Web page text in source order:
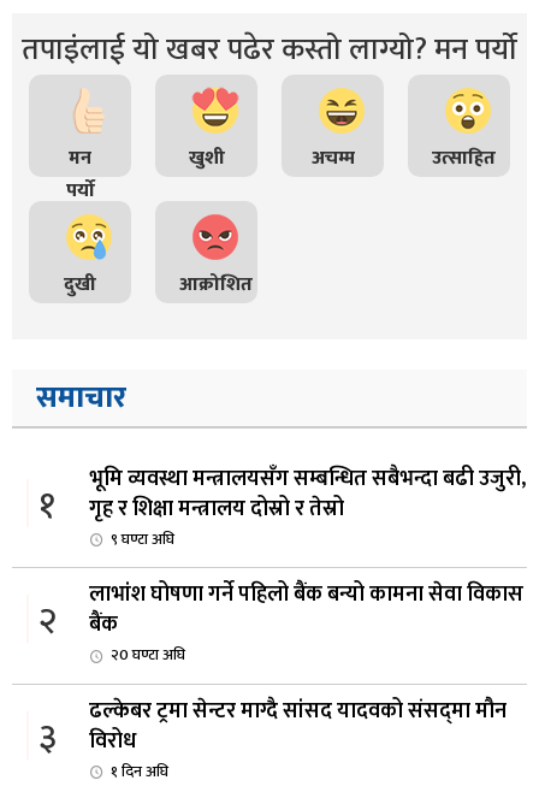
तपाइंलाई यो खबर पढेर कस्तो लाग्यो? मन पर्यो
मन
पर्यो
खुशी अचम्म उत्साहित
दुखी आक्रोशित
समाचार
१
भूमि व्यवस्था मन्त्रालयसँग सम्बन्धित सबैभन्दा बढी उजुरी,
गृह र शिक्षा मन्त्रालय दोस्रो र तेस्रो
९ घण्टा अघि
२
लाभांश घोषणा गर्ने पहिलो बैंक बन्यो कामना सेवा विकास
बैंक
२0 घण्टा अघि
३
ढल्केबर ट्रमा सेन्टर माग्दै सांसद यादवको संसद्‌मा मौन
विरोध
१ दिन अघि